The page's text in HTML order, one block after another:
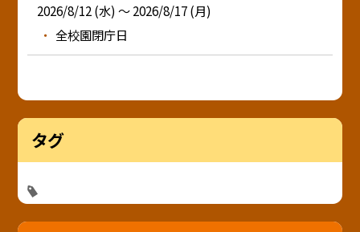
2026/8/12 (水) ～ 2026/8/17 (月)
全校園閉庁日
タグ